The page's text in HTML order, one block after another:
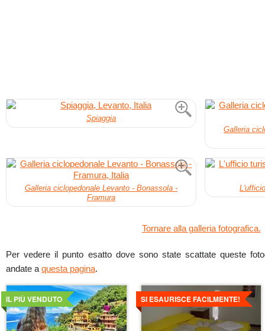
Spiaggia
Galleria
Galleria ciclopedonale Levanto - Bonassola -
Framura
Tornare alla galleria fotografica.
Per vedere il punto esatto dove sono state scattate queste
andate a questa pagina.
IL PIÙ VENDUTO
Dettagli
SI ESAURISCE FACILMENTE!
Dettagli